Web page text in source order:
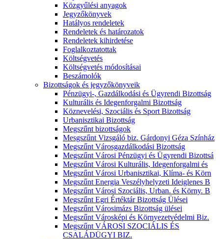
Közgyűlési anyagok
Jegyzőkönyvek
Hatályos rendeletek
Rendeletek és határozatok
Rendeletek kihirdetése
Foglalkoztatottak
Költségvetés
Költségvetés módosításai
Beszámolók
Bizottságok és jegyzőkönyveik
Pénzügyi-, Gazdálkodási és Ügyrendi Bizottság
Kulturális és Idegenforgalmi Bizottság
Köznevelési, Szociális és Sport Bizottság
Urbanisztikai Bizottság
Megszűnt bizottságok
Mesgszűnt Vizsgáló biz. Gárdonyi Géza Színház
Megszűnt Városgazdálkodási Bizottság
Megszűnt Városi Pénzügyi és Ügyrendi Bizottsá
Megszűnt Városi Kulturális, Idegenforgalmi és
Megszűnt Városi Urbanisztikai, Klíma- és Körn
Megszűnt Energia Veszélyhelyzeti Ideiglenes B
Megszűnt Városi Szociális, Urban. és Körny. B
Megszűnt Egri Értéktár Bizottság Ülései
Megszűnt Városimázs Bizottság ülései
Megszűnt Városképi és Környezetvédelmi Biz.
Megszűnt VÁROSI SZOCIÁLIS ÉS
CSALÁDÜGYI BIZ.